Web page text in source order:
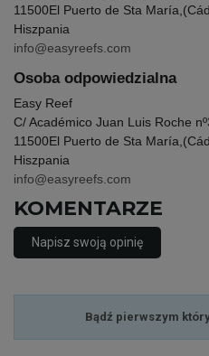
11500El Puerto de Sta
Hiszpania
info@easyreefs.com
Osoba odpowiedzialna
Easy Reef
C/ Académico Juan Luis Roche
11500El Puerto de Sta
Hiszpania
info@easyreefs.com
KOMENTARZE
Napisz swoją opinię
Bądź pierwszym